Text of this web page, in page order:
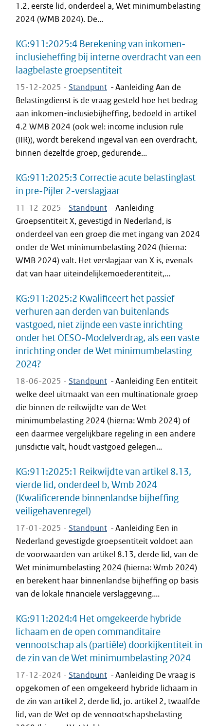
1.2, eerste lid, onderdeel a, Wet minimumbelasting
2024 (WMB 2024). De...
KG:911:2025:4 Berekening van inkomen-
inclusieheffing bij interne overdracht van een
laagbelaste groepsentiteit
15-12-2025 - Standpunt -Aanleiding Aan de
Belastingdienst is de vraag gesteld hoe het bedrag
aan inkomen-inclusiebijheffing, bedoeld in artikel
4.2 WMB 2024 (ook wel: income inclusion rule
(IIR)), wordt berekend ingeval van een overdracht,
binnen dezelfde groep, gedurende...
KG:911:2025:3 Correctie acute belastinglast
in pre-Pijler 2-verslagjaar
11-12-2025 - Standpunt -Aanleiding
Groepsentiteit X, gevestigd in Nederland, is
onderdeel van een groep die met ingang van 2024
onder de Wet minimumbelasting 2024 (hierna:
WMB 2024) valt. Het verslagjaar van X is, evenals
dat van haar uiteindelijkemoederentiteit,...
KG:911:2025:2 Kwalificeert het passief
verhuren aan derden van buitenlands
vastgoed, niet zijnde een vaste inrichting
onder het OESO-Modelverdrag, als een vaste
inrichting onder de Wet minimumbelasting
2024?
18-06-2025 - Standpunt -Aanleiding Een entiteit
welke deel uitmaakt van een multinationale groep
die binnen de reikwijdte van de Wet
minimumbelasting 2024 (hierna: Wmb 2024) of
een daarmee vergelijkbare regeling in een andere
jurisdictie valt, houdt vastgoed gelegen...
KG:911:2025:1 Reikwijdte van artikel 8.13,
vierde lid, onderdeel b, Wmb 2024
(Kwalificerende binnenlandse bijheffing
veiligehavenregel)
17-01-2025 - Standpunt -Aanleiding Een in
Nederland gevestigde groepsentiteit voldoet aan
de voorwaarden van artikel 8.13, derde lid, van de
Wet minimumbelasting 2024 (hierna: Wmb 2024)
en berekent haar binnenlandse bijheffing op basis
van de lokale financiële verslaggeving....
KG:911:2024:4 Het omgekeerde hybride
lichaam en de open commanditaire
vennootschap als (partiële) doorkijkentiteit in
de zin van de Wet minimumbelasting 2024
17-12-2024 - Standpunt -Aanleiding De vraag is
opgekomen of een omgekeerd hybride lichaam in
de zin van artikel 2, derde lid, jo. artikel 2, twaalfde
lid, van de Wet op de vennootschapsbelasting